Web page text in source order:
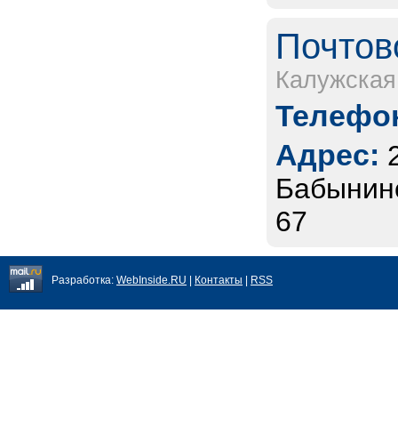
Адрес:
67
Разработка: WebInside.RU Контакты RSS